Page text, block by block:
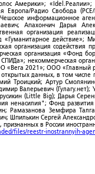
Америки»;
Европа/Радио Свобода
информационное
Апахончич Дарья
организация
«Гуманитарное действие»;
организация содействия
организация «Фонд
некоммерческая
«Вега 2021»; ООО «Главный
данных, в том
Троицкий; Артур
Валерьевич
(Little Big); Дарья
ненасилия"; Фонд развития
Рамазанова Земфира
Шпилькин Сергей
признанных в России
files/reestr-inostrannyih-